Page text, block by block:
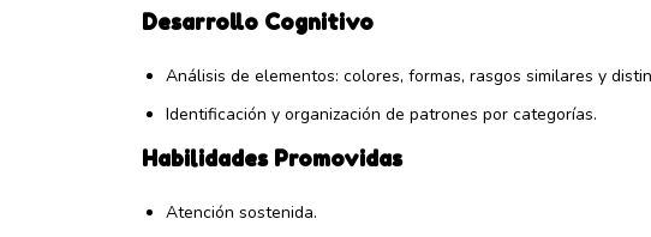
Desarrollo Cognitivo
Análisis de elementos: colores, formas, rasgos similares y
Identificación y organización de patrones por categorías.
Habilidades Promovidas
Atención sostenida.